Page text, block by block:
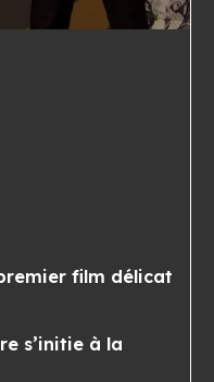
film délicat
s’initie à la